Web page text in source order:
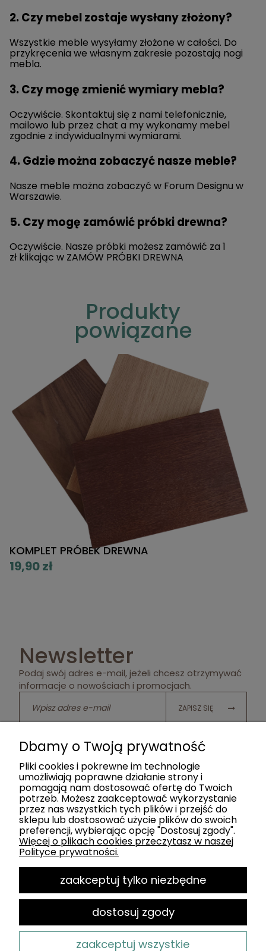
2. Czy mebel zostaje wysłany złożony?
Wszystkie meble wysyłamy złożone w całości. Do
przykręcenia we własnym zakresie pozostają nogi
mebla.
3. Czy mogę zmienić wymiary mebla?
Oczywiście. Skontaktuj się z nami telefonicznie,
mailowo lub przez chat a my wykonamy mebel
zgodnie z indywidualnymi wymiarami.
4. Gdzie można zobaczyć nasze meble?
Nasze meble można zobaczyć w Forum Designu w
Warszawie.
5. Czy mogę zamówić próbki drewna?
Oczywiście. Nasze próbki możesz zamówić za 1
zł klikając w ZAMÓW PRÓBKI DREWNA
Produkty
powiązane
KOMPLET PRÓBEK DREWNA
19,90 zł
Newsletter
Podaj swój adres e-mail, jeżeli chcesz otrzymywać
informacje o nowościach i promocjach.
ZAPISZ SIĘ
prywatności
POMOC
KATEGORIE
MOJE KONTO
PŁATNOŚCI I DOSTAWA
Dbamy o Twoją prywatność
Pliki cookies i pokrewne im technologie
umożliwiają poprawne działanie strony i
pomagają nam dostosować ofertę do Twoich
potrzeb. Możesz zaakceptować wykorzystanie
przez nas wszystkich tych plików i przejść do
sklepu lub dostosować użycie plików do swoich
preferencji, wybierając opcję "Dostosuj zgody".
Więcej o plikach cookies przeczytasz w naszej
Polityce prywatności.
zaakceptuj tylko niezbędne
dostosuj zgody
zaakceptuj wszystkie